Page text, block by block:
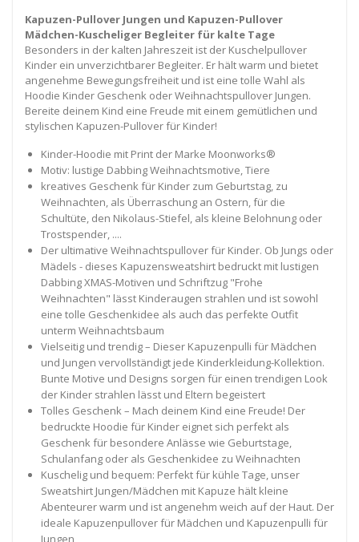
Kapuzen-Pullover Jungen und Kapuzen-Pullover
Mädchen-Kuscheliger Begleiter für kalte Tage
Besonders in der kalten Jahreszeit ist der Kuschelpullover
Kinder ein unverzichtbarer Begleiter. Er hält warm und bietet
angenehme Bewegungsfreiheit und ist eine tolle Wahl als
Hoodie Kinder Geschenk oder Weihnachtspullover Jungen.
Bereite deinem Kind eine Freude mit einem gemütlichen und
stylischen Kapuzen-Pullover für Kinder!
Kinder-Hoodie mit Print der Marke Moonworks®
Motiv: lustige Dabbing Weihnachtsmotive, Tiere
kreatives Geschenk für Kinder zum Geburtstag, zu
Weihnachten, als Überraschung an Ostern, für die
Schultüte, den Nikolaus-Stiefel, als kleine Belohnung oder
Trostspender, ....
Der ultimative Weihnachtspullover für Kinder. Ob Jungs oder
Mädels - dieses Kapuzensweatshirt bedruckt mit lustigen
Dabbing XMAS-Motiven und Schriftzug "Frohe
Weihnachten" lässt Kinderaugen strahlen und ist sowohl
eine tolle Geschenkidee als auch das perfekte Outfit
unterm Weihnachtsbaum
Vielseitig und trendig – Dieser Kapuzenpulli für Mädchen
und Jungen vervollständigt jede Kinderkleidung-Kollektion.
Bunte Motive und Designs sorgen für einen trendigen Look
der Kinder strahlen lässt und Eltern begeistert
Tolles Geschenk – Mach deinem Kind eine Freude! Der
bedruckte Hoodie für Kinder eignet sich perfekt als
Geschenk für besondere Anlässe wie Geburtstage,
Schulanfang oder als Geschenkidee zu Weihnachten
Kuschelig und bequem: Perfekt für kühle Tage, unser
Sweatshirt Jungen/Mädchen mit Kapuze hält kleine
Abenteurer warm und ist angenehm weich auf der Haut. Der
ideale Kapuzenpullover für Mädchen und Kapuzenpulli für
Jungen